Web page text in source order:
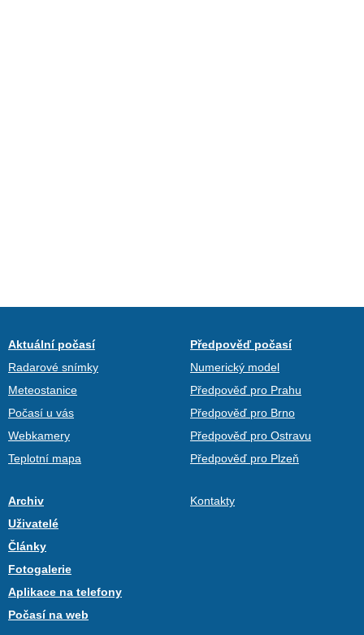
Aktuální počasí
Radarové snímky
Meteostanice
Počasí u vás
Webkamery
Teplotní mapa
Předpověď počasí
Numerický model
Předpověď pro Prahu
Předpověď pro Brno
Předpověď pro Ostravu
Předpověď pro Plzeň
Archiv
Uživatelé
Články
Fotogalerie
Aplikace na telefony
Počasí na web
Kontakty